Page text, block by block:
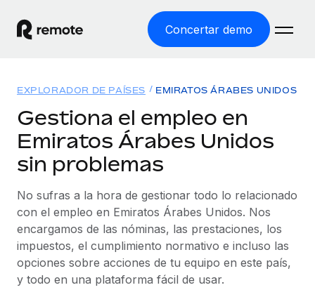
Concertar demo
EMPLEO GLOBAL
Nómina global
legalidad.
Employer of Record
Expándete en todo el mundo sin gastar en entidades.
Contractor of Record
Soluciones
COBERTURA MUNDIAL
Explorador de países
Consulta el soporte del empleo global según el país.
Explorador estatal de EE. UU.
Simplifica la contratación en todos los estados de EE.
UU.
Recursos
HERRAMIENTAS Y CALCULADORAS
Calculadora del riesgo de clasificación errónea
Consulta el riesgo de clasificación errónea por país.
Calculadora del coste por empleado
Precios
Español
EXPLORADOR DE PAÍSES EMIRATOS ÁRABES UNIDOS
Gestiona el empleo en
Emiratos Árabes Unidos
sin problemas
No sufras a la hora de gestionar todo lo relacionado
con el empleo en Emiratos Árabes Unidos. Nos
encargamos de las nóminas, las prestaciones, los
impuestos, el cumplimiento normativo e incluso las
opciones sobre acciones de tu equipo en este país,
y todo en una plataforma fácil de usar.